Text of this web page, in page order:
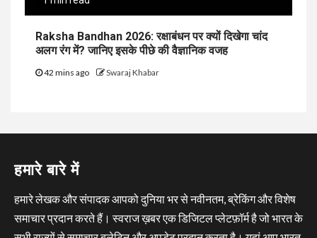
Raksha Bandhan 2026: रक्षाबंधन पर क्यों दिखेगा चांद
अलग रंग में? जानिए इसके पीछे की वैज्ञानिक वजह
42 mins ago Swaraj Khabar
हमारे बारे में
हमारे लेखक और संपादक आपको दुनिया भर से नवीनतम, ब्रेकिंग और विशेष
समाचार प्रदान करते हैं। स्वराज ख़बर एक डिजिटल प्लेटफ़ॉर्म है जो भारत के